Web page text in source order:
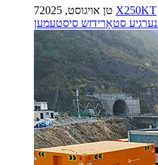
7טן אויגוסט, 2025 X250KT
סטאָרידזש סיסטעמען